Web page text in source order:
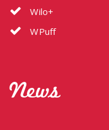
Wilo+
WPuff
News